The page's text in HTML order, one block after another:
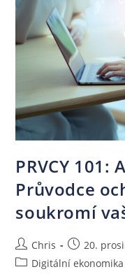
PRVCY 101:
Průvodce
soukromí
Chris
20.
Digitální ekonomika